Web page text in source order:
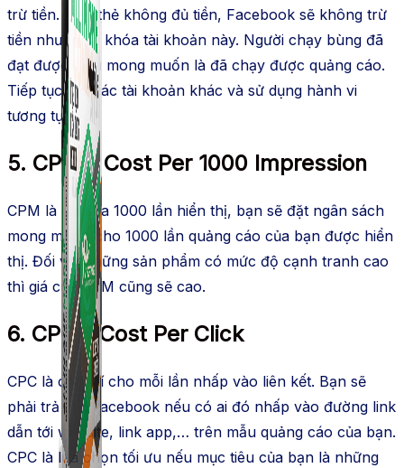
trừ tiền. Nếu thẻ không đủ tiền, Facebook sẽ không trừ
tiền nhưng sẽ khóa tài khoản này. Người chạy bùng đã
đạt được điều mong muốn là đã chạy được quảng cáo.
Tiếp tục tạo các tài khoản khác và sử dụng hành vi
tương tự.
5. CPM – Cost Per 1000 Impression
CPM là giá của 1000 lần hiển thị, bạn sẽ đặt ngân sách
mong muốn cho 1000 lần quảng cáo của bạn được hiển
thị. Đối với những sản phẩm có mức độ cạnh tranh cao
thì giá của CPM cũng sẽ cao.
6. CPC – Cost Per Click
CPC là chi phí cho mỗi lần nhấp vào liên kết. Bạn sẽ
phải trả cho facebook nếu có ai đó nhấp vào đường link
dẫn tới website, link app,… trên mẫu quảng cáo của bạn.
CPC là lựa chọn tối ưu nếu mục tiêu của bạn là những